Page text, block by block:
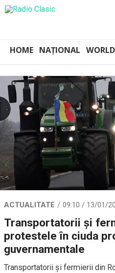
HOME NAȚIONAL WORLD
ACTUALITATE 09:10 / 13/01/
Transportatorii și
protestele în ciuda
guvernamentale
Transportatorii și fermierii din